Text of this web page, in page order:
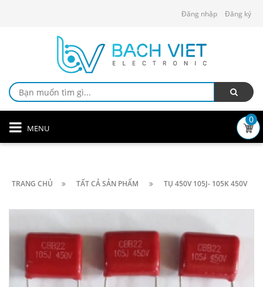
Đăng nhập Đăng ký
MENU
0
TRANG CHỦ TẤT CẢ SẢN PHẨM TỤ 450V 105J- 105K 450V